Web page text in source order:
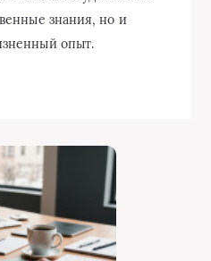
знания, но и
опыт.